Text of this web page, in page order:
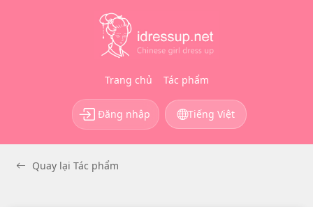
Trang chủ Tác phẩm
Đăng nhập Tiếng Việt
Quay lại Tác phẩm